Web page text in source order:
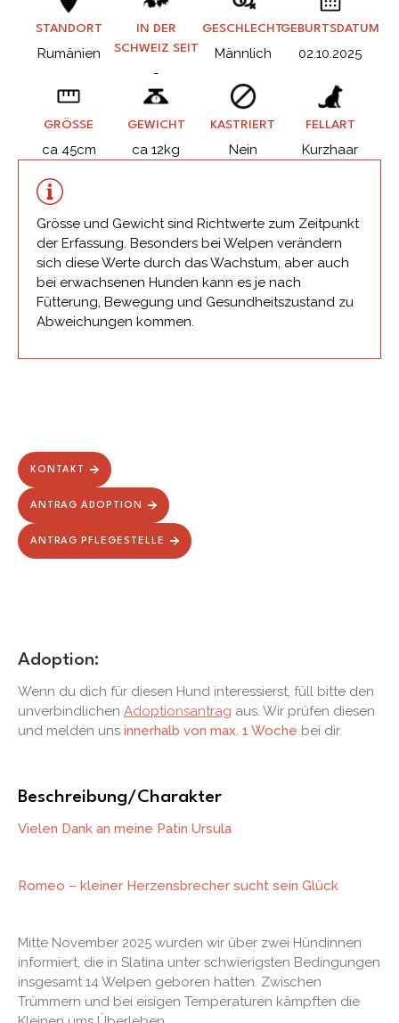
STANDORT
Rumänien
IN DER
SCHWEIZ SEIT
-
GESCHLECHT
Männlich
GEBURTSDATUM
02.10.2025
GRÖSSE
ca 45cm
GEWICHT
ca 12kg
KASTRIERT
Nein
FELLART
Kurzhaar
Grösse und Gewicht sind Richtwerte zum Zeitpunkt
der Erfassung. Besonders bei Welpen verändern
sich diese Werte durch das Wachstum, aber auch
bei erwachsenen Hunden kann es je nach
Fütterung, Bewegung und Gesundheitszustand zu
Abweichungen kommen.
KONTAKT
ANTRAG ADOPTION
ANTRAG PFLEGESTELLE
Adoption:
Wenn du dich für diesen Hund interessierst, füll bitte den
unverbindlichen Adoptionsantrag aus. Wir prüfen diesen
und melden uns innerhalb von max. 1 Woche bei dir.
Beschreibung/Charakter
Vielen Dank an meine Patin Ursula
Romeo – kleiner Herzensbrecher sucht sein Glück
Mitte November 2025 wurden wir über zwei Hündinnen
informiert, die in Slatina unter schwierigsten Bedingungen
insgesamt 14 Welpen geboren hatten. Zwischen
Trümmern und bei eisigen Temperaturen kämpften die